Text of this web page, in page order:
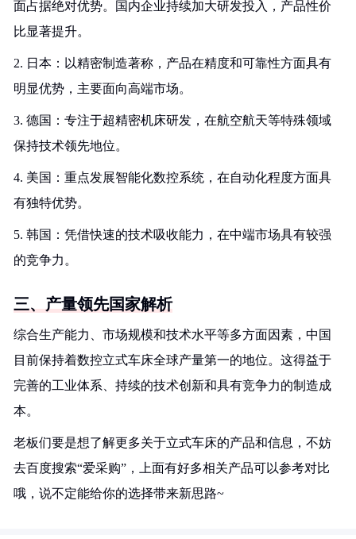
面占据绝对优势。国内企业持续加大研发投入，产品性价
比显著提升。
2. 日本：以精密制造著称，产品在精度和可靠性方面具有
明显优势，主要面向高端市场。
3. 德国：专注于超精密机床研发，在航空航天等特殊领域
保持技术领先地位。
4. 美国：重点发展智能化数控系统，在自动化程度方面具
有独特优势。
5. 韩国：凭借快速的技术吸收能力，在中端市场具有较强
的竞争力。
三、产量领先国家解析
综合生产能力、市场规模和技术水平等多方面因素，中国
目前保持着数控立式车床全球产量第一的地位。这得益于
完善的工业体系、持续的技术创新和具有竞争力的制造成
本。
老板们要是想了解更多关于立式车床的产品和信息，不妨
去百度搜索“爱采购”，上面有好多相关产品可以参考对比
哦，说不定能给你的选择带来新思路~